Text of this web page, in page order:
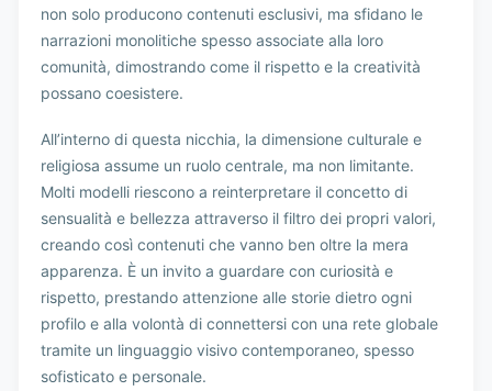
non solo producono contenuti esclusivi, ma sfidano le
narrazioni monolitiche spesso associate alla loro
comunità, dimostrando come il rispetto e la creatività
possano coesistere.
All’interno di questa nicchia, la dimensione culturale e
religiosa assume un ruolo centrale, ma non limitante.
Molti modelli riescono a reinterpretare il concetto di
sensualità e bellezza attraverso il filtro dei propri valori,
creando così contenuti che vanno ben oltre la mera
apparenza. È un invito a guardare con curiosità e
rispetto, prestando attenzione alle storie dietro ogni
profilo e alla volontà di connettersi con una rete globale
tramite un linguaggio visivo contemporaneo, spesso
sofisticato e personale.